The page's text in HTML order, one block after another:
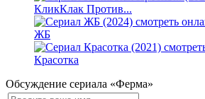
КликКлак Против...
ЖБ
Красотка
Обсуждение сериала «Ферма»